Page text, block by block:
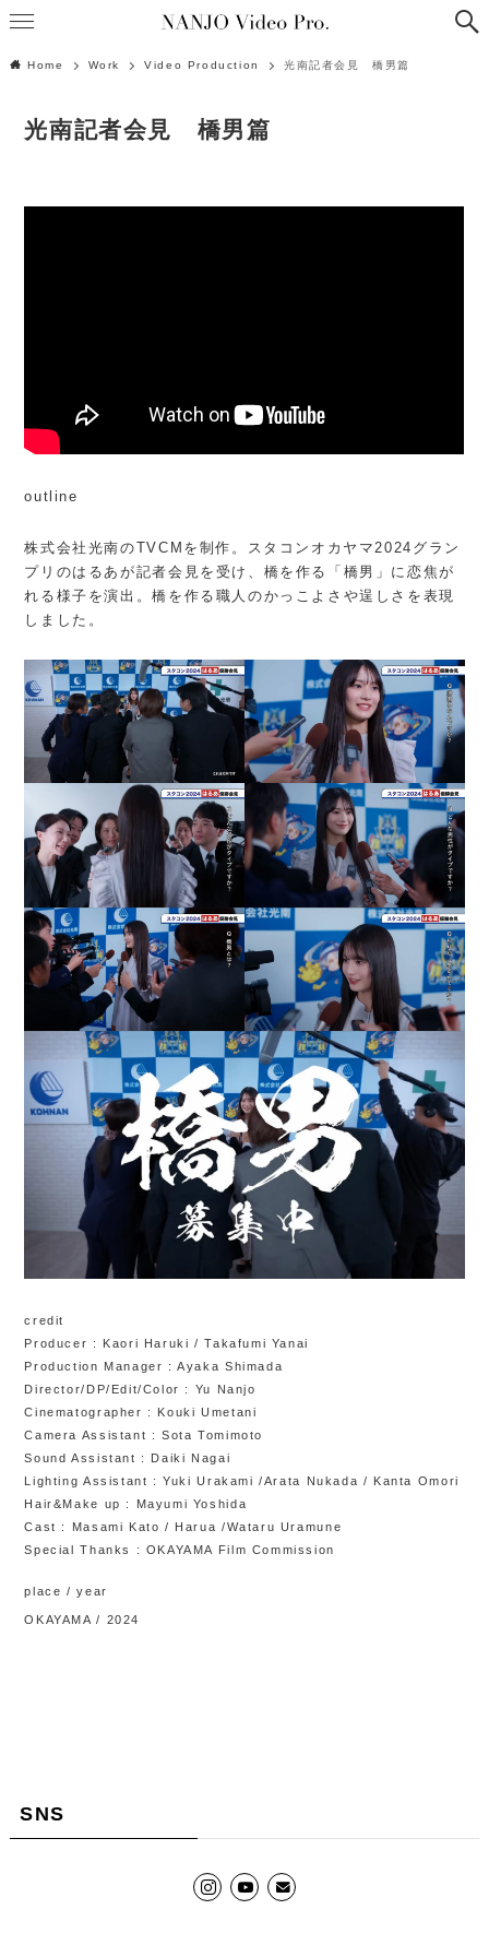
Home Work Video Production 光南記者会見 橋男篇
光南記者会見 橋男篇
outline
株式会社光南のTVCMを制作。スタコンオカヤマ2024グラン
プリのはるあが記者会見を受け、橋を作る「橋男」に恋焦が
れる様子を演出。橋を作る職人のかっこよさや逞しさを表現
しました。
credit
Producer : Kaori Haruki / Takafumi Yanai
Production Manager : Ayaka Shimada
Director/DP/Edit/Color : Yu Nanjo
Cinematographer : Kouki Umetani
Camera Assistant : Sota Tomimoto
Sound Assistant : Daiki Nagai
Lighting Assistant : Yuki Urakami /Arata Nukada / Kanta Omori
Hair&Make up : Mayumi Yoshida
Cast : Masami Kato / Harua /Wataru Uramune
Special Thanks : OKAYAMA Film Commission
place / year
OKAYAMA / 2024
SNS